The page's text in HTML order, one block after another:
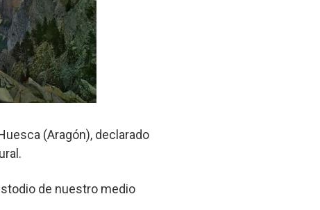
(Aragón), declarado
de nuestro medio